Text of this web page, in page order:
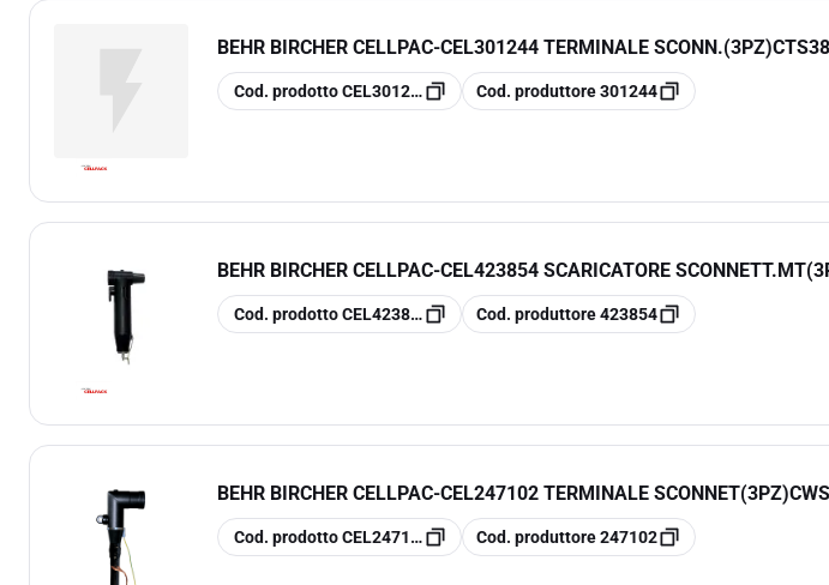
BEHR BIRCHER CELLPAC-CEL301244 TERMINALE
copia
Cod. prodotto CEL301244 copia
Cod. produttore301244
BEHR BIRCHER CELLPAC-CEL423854 SCARICATORE
copia
Cod. prodotto CEL423854 copia
Cod. produttore423854
BEHR BIRCHER CELLPAC-CEL247102 TERMINALE
copia
Cod. prodotto CEL247102 copia
Cod. produttore247102